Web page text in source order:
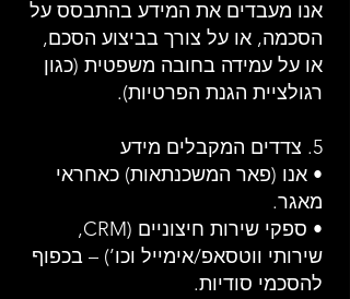
אנו מעבדים את המידע בהתבסס על
הסכמה, או על צורך בביצוע הסכם,
או על עמידה בחובה משפטית (כגון
רגולציית הגנת הפרטיות).
5. צדדים המקבלים מידע
• אנו (פאר המשכנתאות) כאחראי
מאגר.
• ספקי שירות חיצוניים (CRM,
שירותי ווטסאפ/אימייל וכו’) – בכפוף
להסכמי סודיות.